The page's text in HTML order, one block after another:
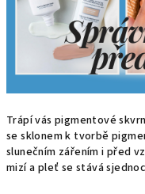
Trápí vás pigmentové
se sklonem k tvorbě
slunečním zářením i před
mizí a pleť se stává